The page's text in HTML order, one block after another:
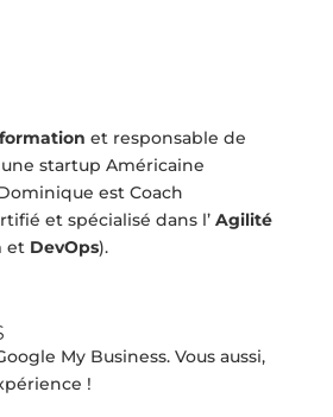
formation et responsable de
startup Américaine
est Coach
et spécialisé dans l’ Agilité
et DevOps).
Google My Business. Vous aussi,
!